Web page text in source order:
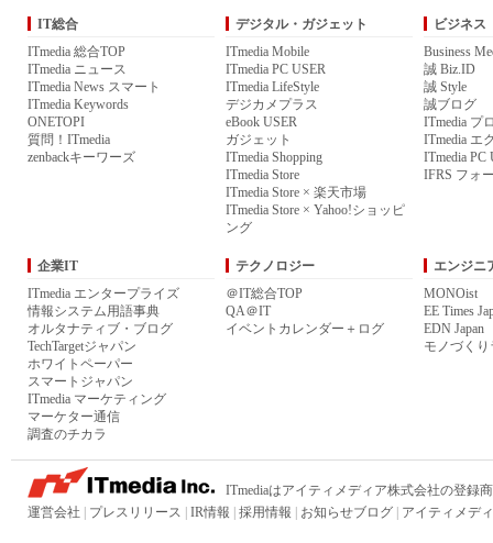
IT総合
ITmedia 総合TOP
ITmedia ニュース
ITmedia News スマート
ITmedia Keywords
ONETOPI
質問！ITmedia
zenbackキーワーズ
デジタル・ガジェット
ITmedia Mobile
ITmedia PC USER
ITmedia LifeStyle
デジカメプラス
eBook USER
ガジェット
ITmedia Shopping
ITmedia Store
ITmedia Store × 楽天市場
ITmedia Store × Yahoo!ショッピ
ング
ビジネス
Business
誠 Biz.ID
誠 Style
誠ブログ
ITmedia プ
ITmedia エ
ITmedia PC
IFRS フォ
企業IT
ITmedia エンタープライズ
情報システム用語事典
オルタナティブ・ブログ
TechTargetジャパン
ホワイトペーパー
スマートジャパン
ITmedia マーケティング
マーケター通信
調査のチカラ
テクノロジー
＠IT総合TOP
QA＠IT
イベントカレンダー＋ログ
エンジニ
MONOist
EE Times
EDN Japan
モノづく
ITmediaはアイティメディア株式会社の登録
運営会社
プレスリリース IR情報 採用情報 お知らせブログ アイティメデ